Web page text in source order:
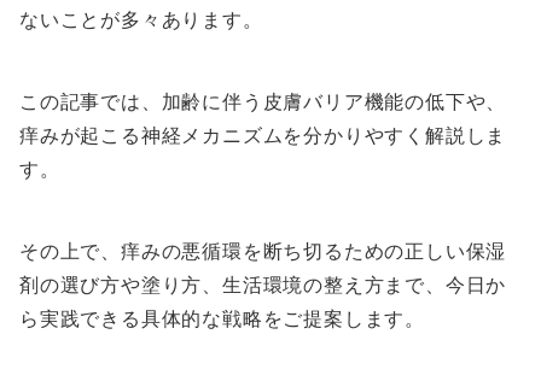
ないことが多々あります。
この記事では、加齢に伴う皮膚バリア機能の低下や、
痒みが起こる神経メカニズムを分かりやすく解説しま
す。
その上で、痒みの悪循環を断ち切るための正しい保湿
剤の選び方や塗り方、生活環境の整え方まで、今日か
ら実践できる具体的な戦略をご提案します。